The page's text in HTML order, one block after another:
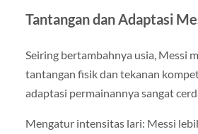
Tantangan dan Adaptasi
Seiring bertambahnya usia, Messi
tantangan fisik dan tekanan
adaptasi permainannya sangat
Mengatur intensitas lari: Messi